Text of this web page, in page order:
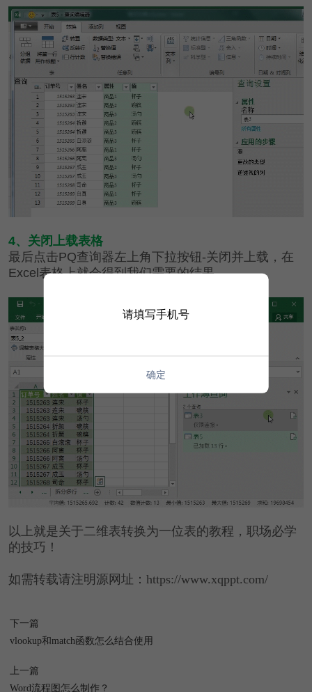
4、关闭上载表格
最后点击PQ查询器左上角下拉按钮-关闭并上载，在
Excel表格上就会得到我们需要的结果。
以上就是关于二维表转换为一位表的教程，职场必学
的技巧！
如需转载请注明源网址：https://www.xqppt.com/
下一篇
vlookup和match函数怎么结合使用
上一篇
Word流程图怎么制作？
请填写手机号
确定